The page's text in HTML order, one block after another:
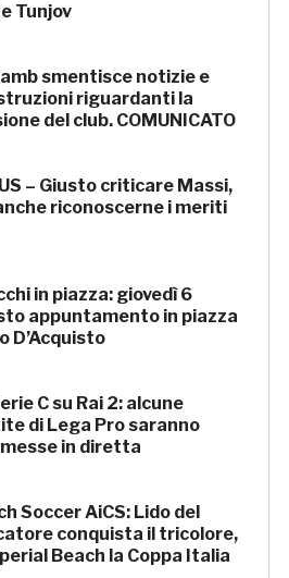
Tunjov
smentisce notizie e
riguardanti la
del club. COMUNICATO
– Giusto criticare Massi,
riconoscerne i meriti
in piazza: giovedì 6
appuntamento in piazza
D’Acquisto
C su Rai 2: alcune
di Lega Pro saranno
in diretta
Soccer AiCS: Lido del
conquista il tricolore,
Beach la Coppa Italia